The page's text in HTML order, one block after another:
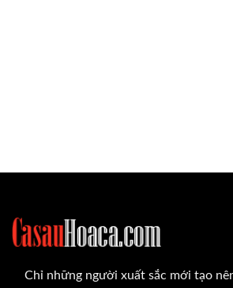
Chỉ những người xuất sắc mới tạo